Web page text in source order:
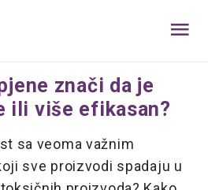
znači da je
ili više efikasan?
sa veoma važnim
sve proizvodi spadaju u